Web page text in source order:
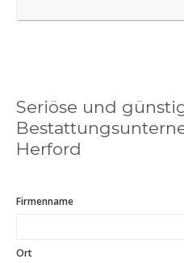
Seriöse und
Herford
Firmenname
Ort